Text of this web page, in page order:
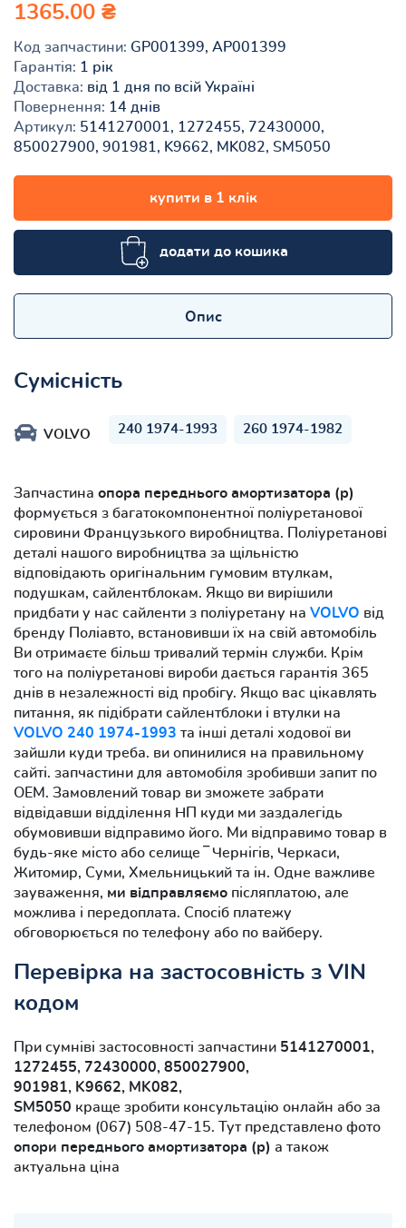
1365.00 ₴
Код запчастини: GP001399, AP001399
Гарантія: 1 рік
Доставка: від 1 дня по всій Україні
Повернення: 14 днів
Артикул: 5141270001, 1272455, 72430000,
850027900, 901981, K9662, MK082, SM5050
купити в 1 клік
додати до кошика
Опис
Сумісність
VOLVO 240 1974-1993 260 1974-1982
Запчастина опора переднього амортизатора (р)
формується з багатокомпонентної поліуретанової
сировини Французького виробництва. Поліуретанові
деталі нашого виробництва за щільністю
відповідають оригінальним гумовим втулкам,
подушкам, сайлентблокам. Якщо ви вирішили
придбати у нас сайленти з поліуретану на VOLVO від
бренду Поліавто, встановивши їх на свій автомобіль
Ви отримаєте більш тривалий термін служби. Крім
того на поліуретанові вироби дається гарантія 365
днів в незалежності від пробігу. Якщо вас цікавлять
питання, як підібрати сайлентблоки і втулки на
VOLVO 240 1974-1993 та інші деталі ходової ви
зайшли куди треба. ви опинилися на правильному
сайті. запчастини для автомобіля зробивши запит по
OEM. Замовлений товар ви зможете забрати
відвідавши відділення НП куди ми заздалегідь
обумовивши відправимо його. Ми відправимо товар в
будь-яке місто або селище ‾ Чернігів, Черкаси,
Житомир, Суми, Хмельницький та ін. Одне важливе
зауваження, ми відправляємо післяплатою, але
можлива і передоплата. Спосіб платежу
обговорюється по телефону або по вайберу.
Перевірка на застосовність з VIN
кодом
При сумніві застосовності запчастини 5141270001,
1272455, 72430000, 850027900,
901981, K9662, MK082,
SM5050 краще зробити консультацію онлайн або за
телефоном (067) 508-47-15. Тут представлено фото
опори переднього амортизатора (р) а також
актуальна ціна